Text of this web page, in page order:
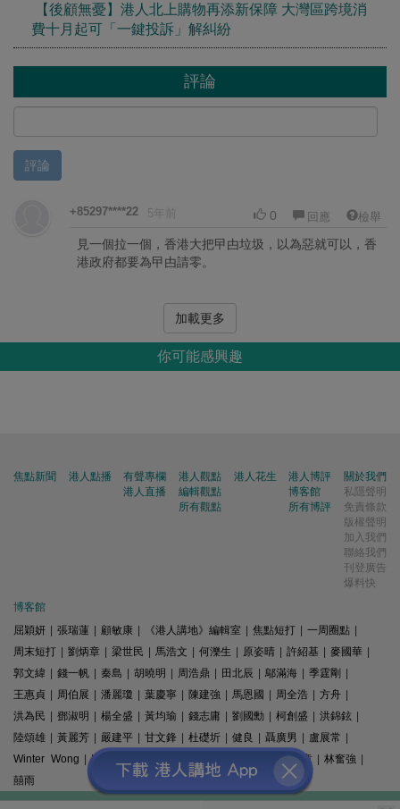
【後顧無憂】港人北上購物再添新保障 大灣區跨境消
費十月起可「一鍵投訴」解糾紛
評論
評論
+85297****22 5年前 0 回應 檢舉
見一個拉一個，香港大把曱甴垃圾，以為惡就可以，香
港政府都要為曱甴請零。
加載更多
你可能感興趣
焦點新聞 港人點播
有聲專欄
港人直播
港人觀點
編輯觀點
所有觀點
港人花生
港人博評
博客館
所有博評
關於我們
私隱聲明
免責條款
版權聲明
加入我們
聯絡我們
刊登廣告
爆料快
博客館
屈穎妍
張瑞蓮 顧敏康 《港人講地》編輯室 焦點短打 一周圈點
周末短打
劉炳章 梁世民 馬浩文 何濼生 原姿晴 許紹基 麥國華
郭文緯
錢一帆 秦島 胡曉明 周浩鼎 田北辰 鄔滿海 季霆剛
王惠貞
周伯展 潘麗瓊 葉慶寧 陳建強 馬恩國 周全浩 方舟
洪為民
鄧淑明 楊全盛 黃均瑜 錢志庸 劉國勳 柯創盛 洪錦鉉
陸頌雄
黃麗芳 嚴建平 甘文鋒 杜礎圻 健良 聶廣男 盧展常
Winter Wong
K2 梁文新 羅崑 姚銘 精選文章 林奮強
囍雨